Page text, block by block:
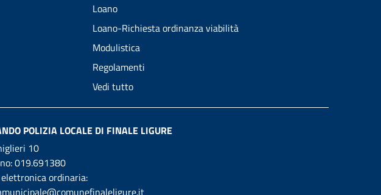
Loano
Loano-Richiesta ordinanza viabilità
Modulistica
Regolamenti
Vedi tutto
POLIZIA LOCALE DI FINALE LIGURE
10
019.691380
ordinaria: